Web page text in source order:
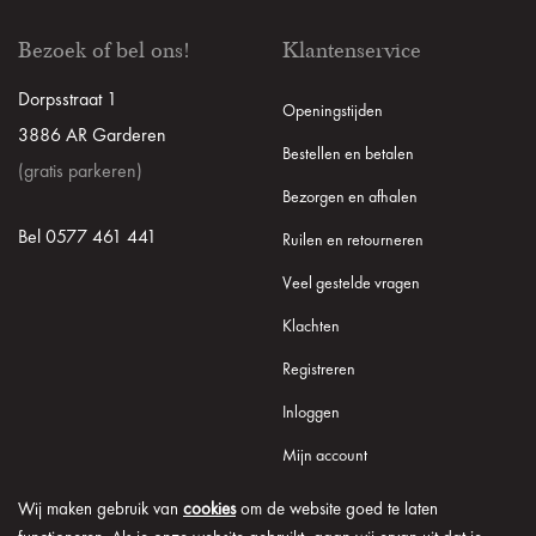
Wij maken gebruik van cookiesom de website goed te laten
Bezoek of bel ons!
Dorpsstraat 1
3886 AR Garderen
(gratis parkeren)
Bel 0577 461 441
Klantenservice
Openingstijden
Bestellen en betalen
Bezorgen en afhalen
Ruilen en retourneren
Veel gestelde vragen
Klachten
Registreren
Inloggen
Mijn account